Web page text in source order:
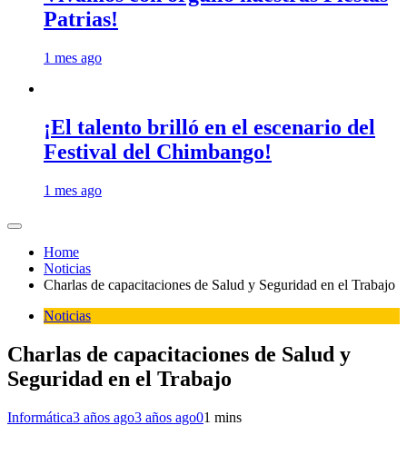
Patrias!
1 mes ago
¡El talento brilló en el escenario del
Festival del Chimbango!
1 mes ago
Home
Noticias
Charlas de capacitaciones de Salud y Seguridad en el Trabajo
Noticias
Charlas de capacitaciones de Salud y
Seguridad en el Trabajo
Informática3 años ago3 años ago01 mins